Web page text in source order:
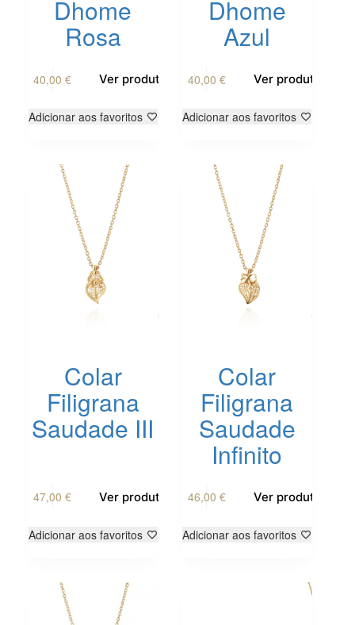
Dhome
Rosa
40,00€ Ver produto
Adicionar aos favoritos
Dhome
Azul
40,00 € Ver produto
Adicionar aos favoritos
Colar
Filigrana
Saudade III
47,00€ Ver produto
Adicionar aos favoritos
Colar
Filigrana
Saudade
Infinito
46,00 € Ver produto
Adicionar aos favoritos